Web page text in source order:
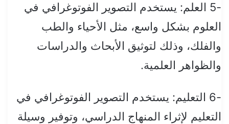
-5 العلم: يستخدم التصوير الفوتوغرافي في
العلوم بشكل واسع، مثل الأحياء والطب
والفلك، وذلك لتوثيق الأبحاث والدراسات
والظواهر العلمية.
-6 التعليم: يستخدم التصوير الفوتوغرافي في
التعليم لإثراء المنهاج الدراسي، وتوفير وسيلة